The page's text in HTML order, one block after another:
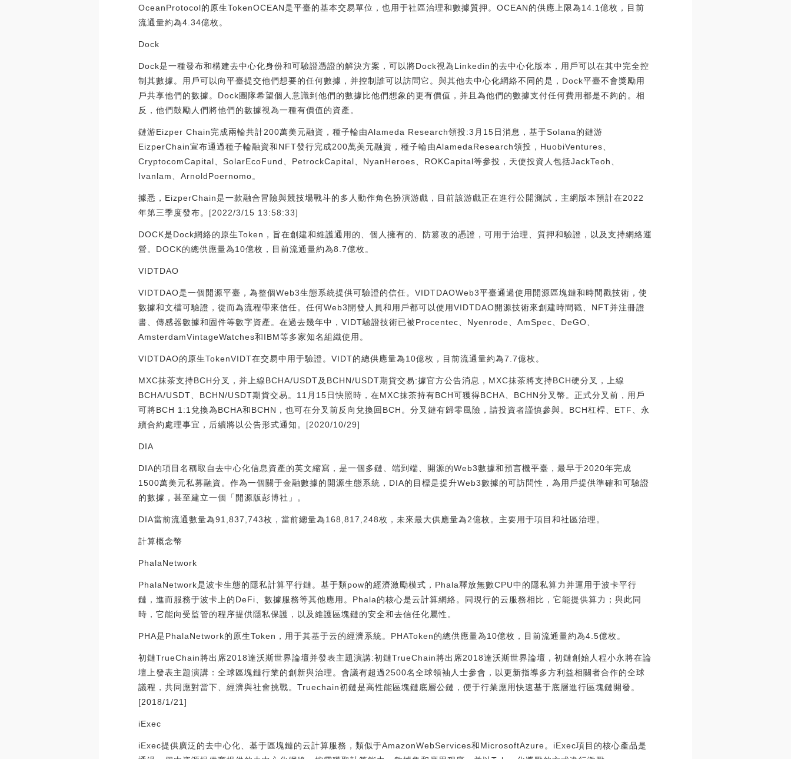
OceanProtocol的原生TokenOCEAN是平臺的基本交易單位，也用于社區治理和數據質押。OCEAN的供應上限為14.1億枚，目前
流通量約為4.34億枚。
Dock
Dock是一種發布和構建去中心化身份和可驗證憑證的解決方案，可以將Dock視為Linkedin的去中心化版本，用戶可以在其中完全控
制其數據。用戶可以向平臺提交他們想要的任何數據，并控制誰可以訪問它。與其他去中心化網絡不同的是，Dock平臺不會獎勵用
戶共享他們的數據。Dock團隊希望個人意識到他們的數據比他們想象的更有價值，并且為他們的數據支付任何費用都是不夠的。相
反，他們鼓勵人們將他們的數據視為一種有價值的資產。
鏈游Eizper Chain完成兩輪共計200萬美元融資，種子輪由Alameda Research領投:3月15日消息，基于Solana的鏈游
EizperChain宣布通過種子輪融資和NFT發行完成200萬美元融資，種子輪由AlamedaResearch領投，HuobiVentures、
CryptocomCapital、SolarEcoFund、PetrockCapital、NyanHeroes、ROKCapital等參投，天使投資人包括JackTeoh、
Ivanlam、ArnoldPoernomo。
據悉，EizperChain是一款融合冒險與競技場戰斗的多人動作角色扮演游戲，目前該游戲正在進行公開測試，主網版本預計在2022
年第三季度發布。[2022/3/15 13:58:33]
DOCK是Dock網絡的原生Token，旨在創建和維護通用的、個人擁有的、防篡改的憑證，可用于治理、質押和驗證，以及支持網絡運
營。DOCK的總供應量為10億枚，目前流通量約為8.7億枚。
VIDTDAO
VIDTDAO是一個開源平臺，為整個Web3生態系統提供可驗證的信任。VIDTDAOWeb3平臺通過使用開源區塊鏈和時間戳技術，使
數據和文檔可驗證，從而為流程帶來信任。任何Web3開發人員和用戶都可以使用VIDTDAO開源技術來創建時間戳、NFT并注冊證
書、傳感器數據和固件等數字資產。在過去幾年中，VIDT驗證技術已被Procentec、Nyenrode、AmSpec、DeGO、
AmsterdamVintageWatches和IBM等多家知名組織使用。
VIDTDAO的原生TokenVIDT在交易中用于驗證。VIDT的總供應量為10億枚，目前流通量約為7.7億枚。
MXC抹茶支持BCH分叉，并上線BCHA/USDT及BCHN/USDT期貨交易:據官方公告消息，MXC抹茶將支持BCH硬分叉，上線
BCHA/USDT、BCHN/USDT期貨交易。11月15日快照時，在MXC抹茶持有BCH可獲得BCHA、BCHN分叉幣。正式分叉前，用戶
可將BCH 1:1兌換為BCHA和BCHN，也可在分叉前反向兌換回BCH。分叉鏈有歸零風險，請投資者謹慎參與。BCH杠桿、ETF、永
續合約處理事宜，后續將以公告形式通知。[2020/10/29]
DIA
DIA的項目名稱取自去中心化信息資產的英文縮寫，是一個多鏈、端到端、開源的Web3數據和預言機平臺，最早于2020年完成
1500萬美元私募融資。作為一個關于金融數據的開源生態系統，DIA的目標是提升Web3數據的可訪問性，為用戶提供準確和可驗證
的數據，甚至建立一個「開源版彭博社」。
DIA當前流通數量為91,837,743枚，當前總量為168,817,248枚，未來最大供應量為2億枚。主要用于項目和社區治理。
計算概念幣
PhalaNetwork
PhalaNetwork是波卡生態的隱私計算平行鏈。基于類pow的經濟激勵模式，Phala釋放無數CPU中的隱私算力并運用于波卡平行
鏈，進而服務于波卡上的DeFi、數據服務等其他應用。Phala的核心是云計算網絡。同現行的云服務相比，它能提供算力；與此同
時，它能向受監管的程序提供隱私保護，以及維護區塊鏈的安全和去信任化屬性。
PHA是PhalaNetwork的原生Token，用于其基于云的經濟系統。PHAToken的總供應量為10億枚，目前流通量約為4.5億枚。
初鏈TrueChain將出席2018達沃斯世界論壇并發表主題演講:初鏈TrueChain將出席2018達沃斯世界論壇，初鏈創始人程小永將在論
壇上發表主題演講：全球區塊鏈行業的創新與治理。會議有超過2500名全球領袖人士參會，以更新指導多方利益相關者合作的全球
議程，共同應對當下、經濟與社會挑戰。Truechain初鏈是高性能區塊鏈底層公鏈，便于行業應用快速基于底層進行區塊鏈開發。
[2018/1/21]
iExec
iExec提供廣泛的去中心化、基于區塊鏈的云計算服務，類似于AmazonWebServices和MicrosoftAzure。iExec項目的核心產品是